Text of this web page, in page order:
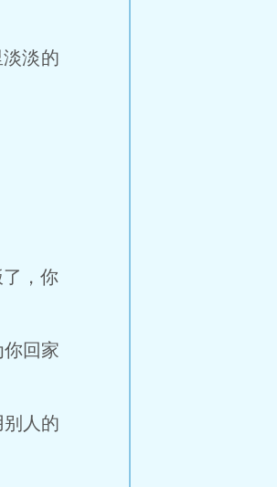
淡的
，你
回家
人的